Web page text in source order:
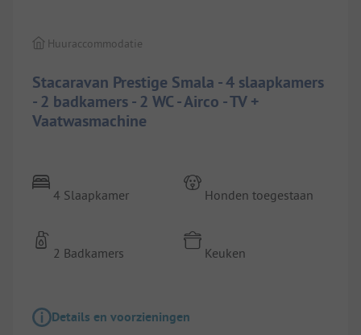
Stacaravan Prestige Smala - 4 slaapkamers
- 2 badkamers - 2 WC - Airco - TV +
Vaatwasmachine
Huuraccommodatie
4 Slaapkamer
2 Badkamers
Honden toegestaan
Keuken
Details en voorzieningen